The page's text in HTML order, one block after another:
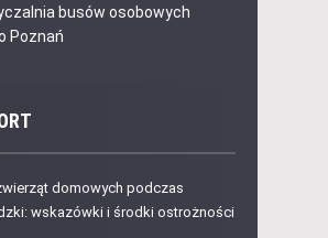
busów osobowych
Poznań
domowych podczas
wskazówki i środki ostrożności